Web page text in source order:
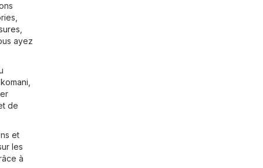
,
ayez
,
de
et
les
à